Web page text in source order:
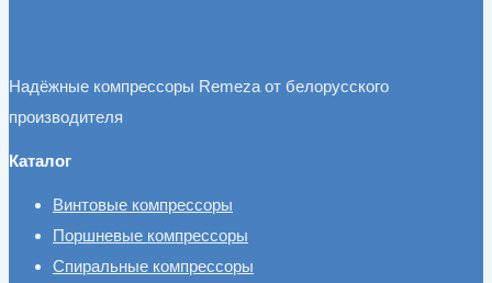
Надёжные компрессоры Remeza от белорусского
производителя
Каталог
Винтовые компрессоры
Поршневые компрессоры
Спиральные компрессоры